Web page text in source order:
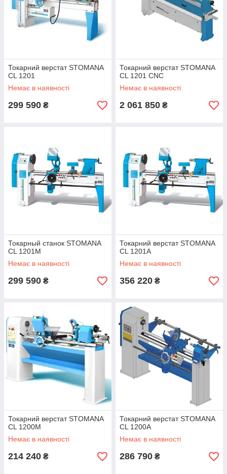
Токарний верстат STOMANA
CL 1201
Немає в наявності
299 590 ₴
Токарний верстат STOMANA
CL 1201 CNC
Немає в наявності
2 061 850 ₴
Токарный станок STOMANA
CL 1201M
Немає в наявності
299 590 ₴
Токарний верстат STOMANA
CL 1201A
Немає в наявності
356 220 ₴
Токарний верстат STOMANA
CL 1200M
Немає в наявності
214 240 ₴
Токарний верстат STOMANA
CL 1200A
Немає в наявності
286 790 ₴